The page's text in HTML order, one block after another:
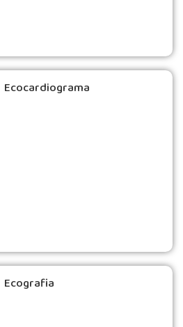
Ecocardiograma
Ecografia